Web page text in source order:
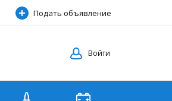
Подать объявление
Войти